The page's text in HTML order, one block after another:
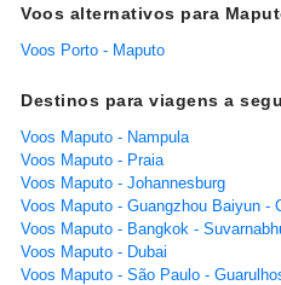
Voos alternativos para
Voos Porto - Maputo
Destinos para viagens a
Voos Maputo - Nampula
Voos Maputo - Praia
Voos Maputo - Johannesburg
Voos Maputo - Guangzhou Baiyun -
Voos Maputo - Bangkok -
Voos Maputo - Dubai
Voos Maputo - São Paulo -